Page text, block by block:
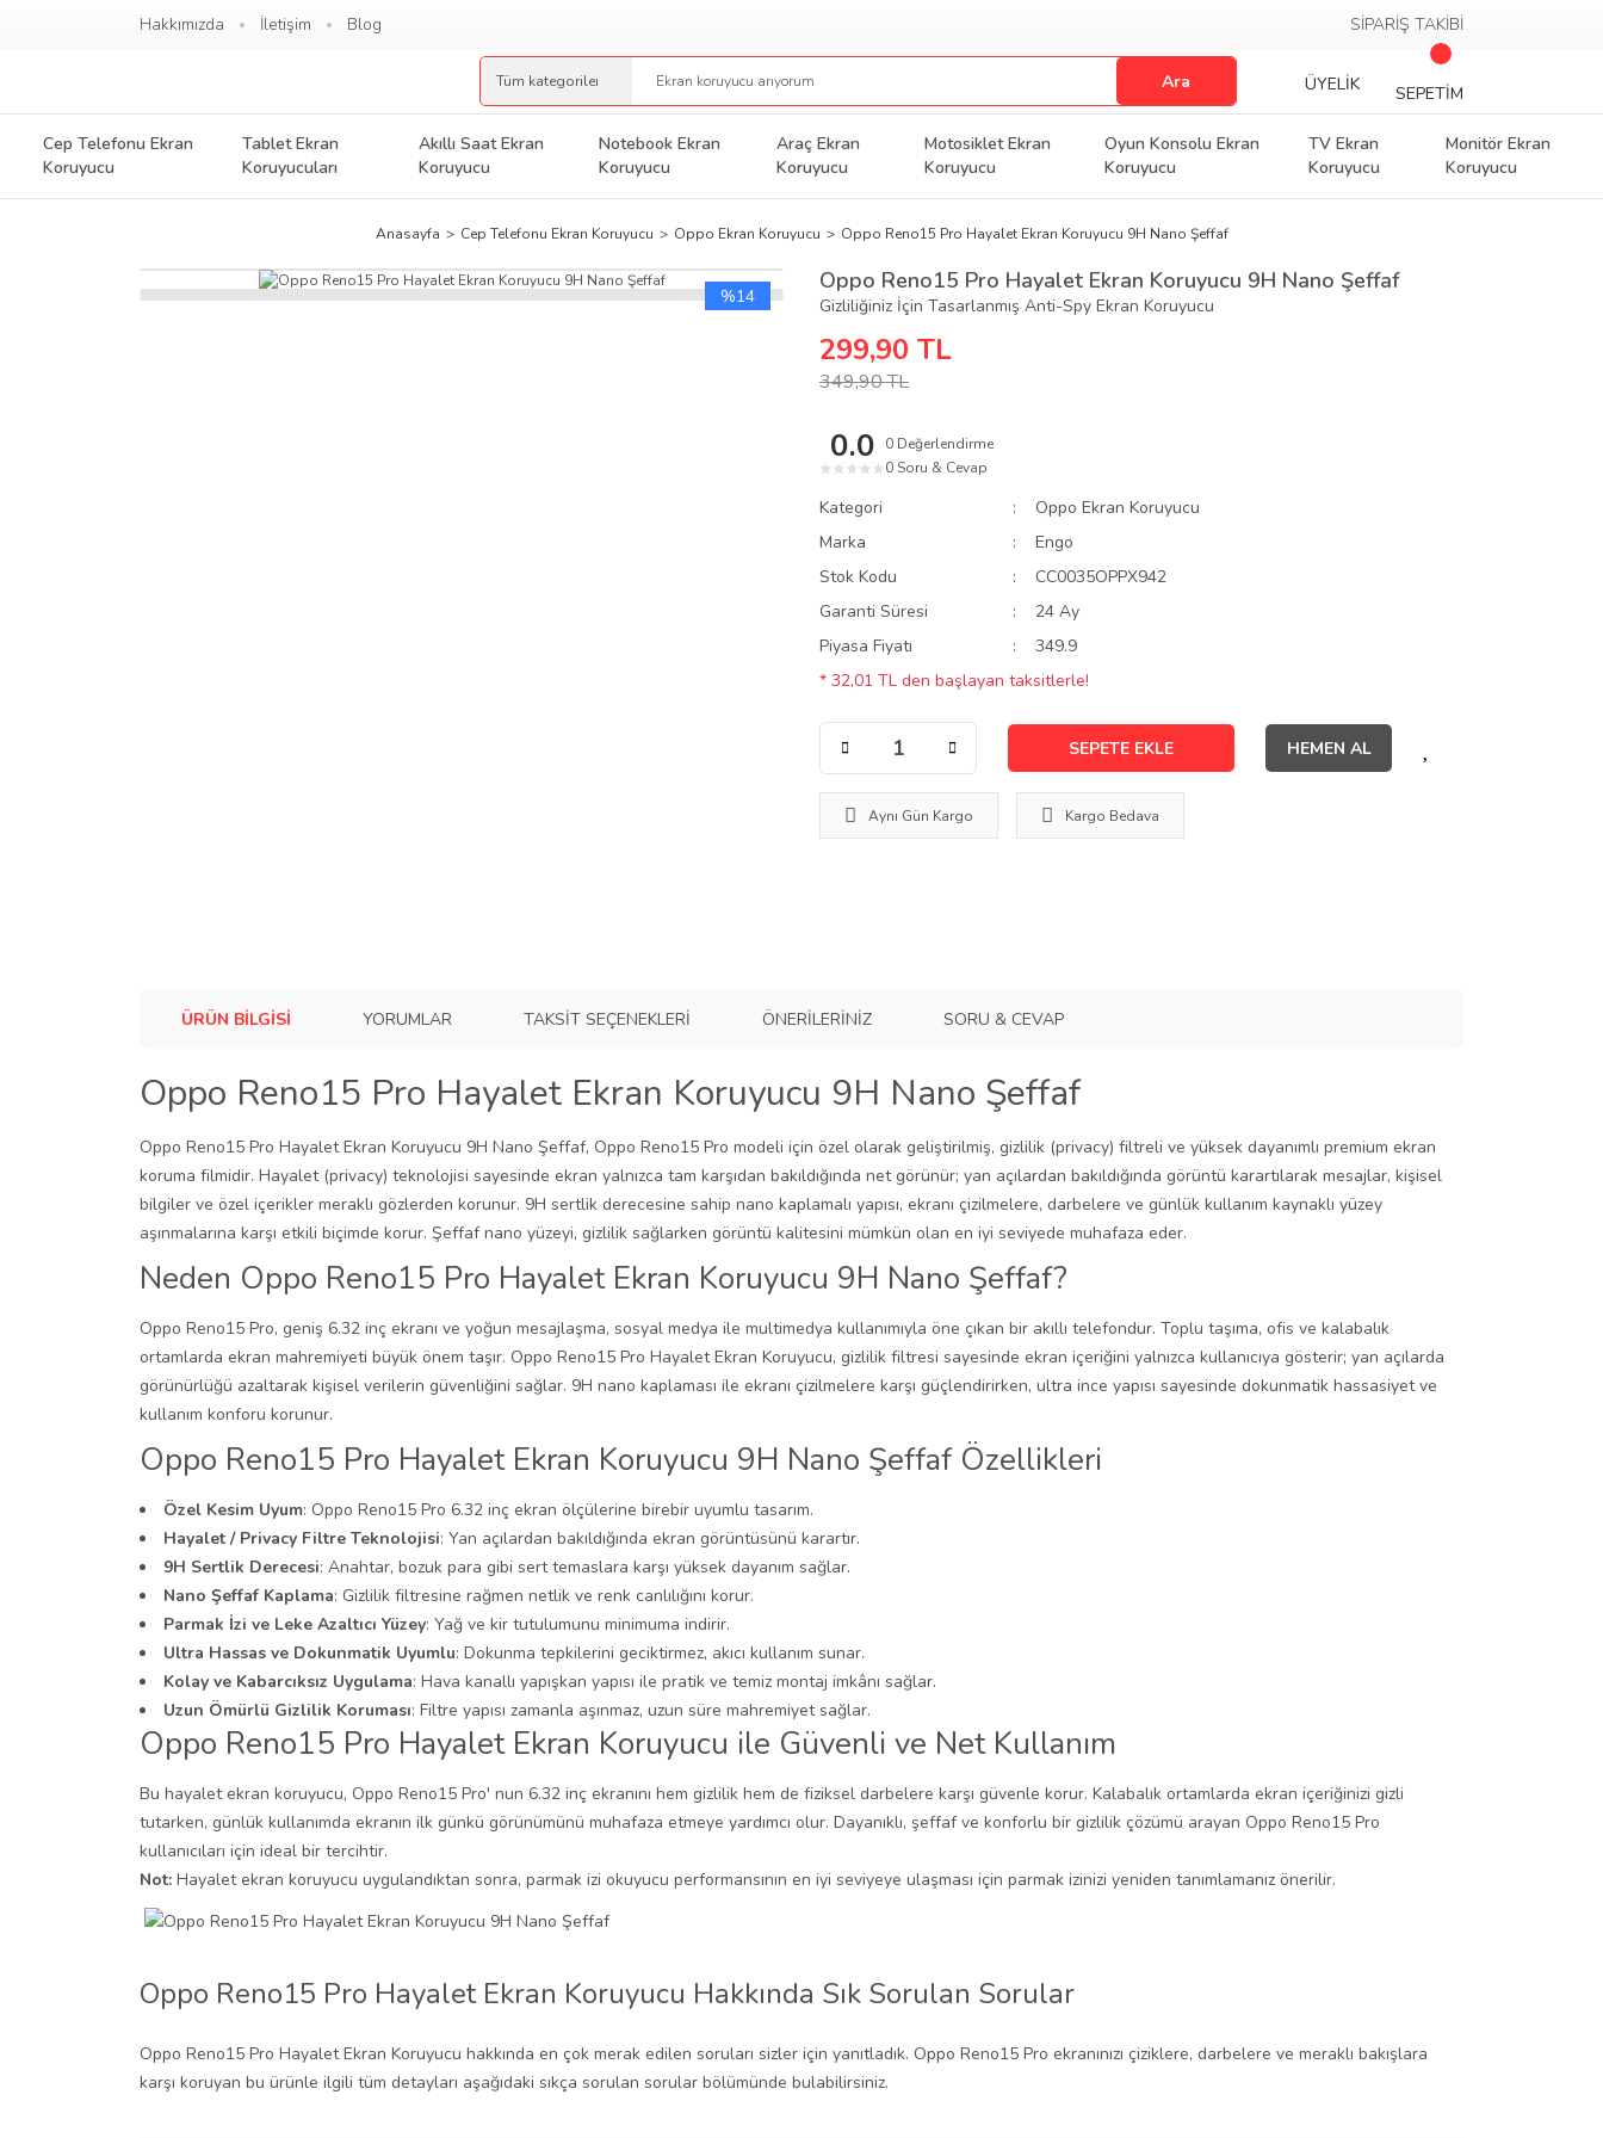
Hakkımızda İletişim Blog SİPARİŞ TAKİBİ
Ara ÜYELİK SEPETİM
Cep Telefonu Ekran
Koruyucu
Tablet Ekran
Koruyucuları
Akıllı Saat Ekran
Koruyucu
Notebook Ekran
Koruyucu
Araç Ekran
Koruyucu
Motosiklet Ekran
Koruyucu
Oyun Konsolu Ekran
Koruyucu
TV Ekran
Koruyucu
Monitör Ekran
Koruyucu
Anasayfa Cep Telefonu Ekran Koruyucu Oppo Ekran Koruyucu Oppo Reno15 Pro Hayalet Ekran Koruyucu 9H Nano Şeffaf
%14
Oppo Reno15 Pro Hayalet Ekran Koruyucu 9H Nano Şeffaf
Gizliliğiniz İçin Tasarlanmış Anti-Spy Ekran Koruyucu
299,90 TL
349,90 TL
0.0
★ ★ ★ ★ ★
0 Değerlendirme
0 Soru & Cevap
Kategori
Oppo Ekran Koruyucu
Marka
Engo
Stok Kodu
CC0035OPPX942
Garanti Süresi
24 Ay
Piyasa Fiyatı
349.9
* 32,01 TL den başlayan taksitlerle!
SEPETE EKLE HEMEN AL
Aynı Gün Kargo Kargo Bedava
ÜRÜN BILGISI YORUMLAR TAKSIT SEÇENEKLERI ÖNERILERINIZ SORU & CEVAP
Oppo Reno15 Pro Hayalet Ekran Koruyucu 9H Nano Şeffaf
Oppo Reno15 Pro Hayalet Ekran Koruyucu 9H Nano Şeffaf, Oppo Reno15 Pro modeli için özel olarak geliştirilmiş, gizlilik (privacy) filtreli ve yüksek dayanımlı premium ekran
koruma filmidir. Hayalet (privacy) teknolojisi sayesinde ekran yalnızca tam karşıdan bakıldığında net görünür; yan açılardan bakıldığında görüntü karartılarak mesajlar, kişisel
bilgiler ve özel içerikler meraklı gözlerden korunur. 9H sertlik derecesine sahip nano kaplamalı yapısı, ekranı çizilmelere, darbelere ve günlük kullanım kaynaklı yüzey
aşınmalarına karşı etkili biçimde korur. Şeffaf nano yüzeyi, gizlilik sağlarken görüntü kalitesini mümkün olan en iyi seviyede muhafaza eder.
Neden Oppo Reno15 Pro Hayalet Ekran Koruyucu 9H Nano Şeffaf?
Oppo Reno15 Pro, geniş 6.32 inç ekranı ve yoğun mesajlaşma, sosyal medya ile multimedya kullanımıyla öne çıkan bir akıllı telefondur. Toplu taşıma, ofis ve kalabalık
ortamlarda ekran mahremiyeti büyük önem taşır. Oppo Reno15 Pro Hayalet Ekran Koruyucu, gizlilik filtresi sayesinde ekran içeriğini yalnızca kullanıcıya gösterir; yan açılarda
görünürlüğü azaltarak kişisel verilerin güvenliğini sağlar. 9H nano kaplaması ile ekranı çizilmelere karşı güçlendirirken, ultra ince yapısı sayesinde dokunmatik hassasiyet ve
kullanım konforu korunur.
Oppo Reno15 Pro Hayalet Ekran Koruyucu 9H Nano Şeffaf Özellikleri
Özel Kesim Uyum: Oppo Reno15 Pro 6.32 inç ekran ölçülerine birebir uyumlu tasarım.
Hayalet / Privacy Filtre Teknolojisi: Yan açılardan bakıldığında ekran görüntüsünü karartır.
9H Sertlik Derecesi: Anahtar, bozuk para gibi sert temaslara karşı yüksek dayanım sağlar.
Nano Şeffaf Kaplama: Gizlilik filtresine rağmen netlik ve renk canlılığını korur.
Parmak İzi ve Leke Azaltıcı Yüzey: Yağ ve kir tutulumunu minimuma indirir.
Ultra Hassas ve Dokunmatik Uyumlu: Dokunma tepkilerini geciktirmez, akıcı kullanım sunar.
Kolay ve Kabarcıksız Uygulama: Hava kanallı yapışkan yapısı ile pratik ve temiz montaj imkânı sağlar.
Uzun Ömürlü Gizlilik Koruması: Filtre yapısı zamanla aşınmaz, uzun süre mahremiyet sağlar.
Oppo Reno15 Pro Hayalet Ekran Koruyucu ile Güvenli ve Net Kullanım
Bu hayalet ekran koruyucu, Oppo Reno15 Pro' nun 6.32 inç ekranını hem gizlilik hem de fiziksel darbelere karşı güvenle korur. Kalabalık ortamlarda ekran içeriğinizi gizli
tutarken, günlük kullanımda ekranın ilk günkü görünümünü muhafaza etmeye yardımcı olur. Dayanıklı, şeffaf ve konforlu bir gizlilik çözümü arayan Oppo Reno15 Pro
kullanıcıları için ideal bir tercihtir.
Not: Hayalet ekran koruyucu uygulandıktan sonra, parmak izi okuyucu performansının en iyi seviyeye ulaşması için parmak izinizi yeniden tanımlamanız önerilir.
Oppo Reno15 Pro Hayalet Ekran Koruyucu Hakkında Sık Sorulan Sorular
Oppo Reno15 Pro Hayalet Ekran Koruyucu hakkında en çok merak edilen soruları sizler için yanıtladık. Oppo Reno15 Pro ekranınızı çiziklere, darbelere ve meraklı bakışlara
karşı koruyan bu ürünle ilgili tüm detayları aşağıdaki sıkça sorulan sorular bölümünde bulabilirsiniz.